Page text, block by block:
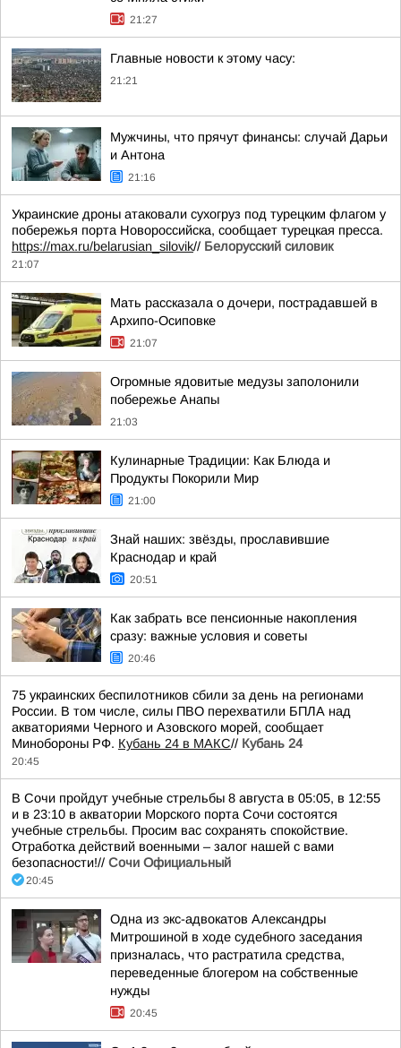
21:27
Главные новости к этому часу:
21:21
Мужчины, что прячут финансы: случай Дарьи
и Антона
21:16
Украинские дроны атаковали сухогруз под турецким флагом у
побережья порта Новороссийска, сообщает турецкая пресса.
https://max.ru/belarusian_silovik// Белорусский силовик
21:07
Мать рассказала о дочери, пострадавшей в
Архипо-Осиповке
21:07
Огромные ядовитые медузы заполонили
побережье Анапы
21:03
Кулинарные Традиции: Как Блюда и
Продукты Покорили Мир
21:00
Знай наших: звёзды, прославившие
Краснодар и край
20:51
Как забрать все пенсионные накопления
сразу: важные условия и советы
20:46
75 украинских беспилотников сбили за день на регионами
России. В том числе, силы ПВО перехватили БПЛА над
акваториями Черного и Азовского морей, сообщает
Минобороны РФ. Кубань 24 в МАКС// Кубань 24
20:45
В Сочи пройдут учебные стрельбы 8 августа в 05:05, в 12:55
и в 23:10 в акватории Морского порта Сочи состоятся
учебные стрельбы. Просим вас сохранять спокойствие.
Отработка действий военными – залог нашей с вами
безопасности!// Сочи Официальный
20:45
Одна из экс-адвокатов Александры
Митрошиной в ходе судебного заседания
призналась, что растратила средства,
переведенные блогером на собственные
нужды
20:45